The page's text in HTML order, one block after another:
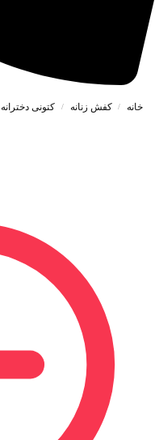
خانه / کفش زنانه / کتونی دخترانه